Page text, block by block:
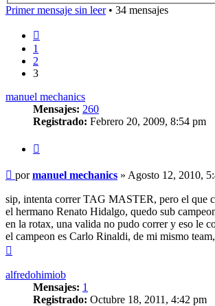
Primer mensaje sin leer• 34 mensajes
1
2
3
manuel mechanics
Mensajes: 260
Registrado: Febrero 20, 2009, 8:54 pm
Mensaje
sin
leer
pormanuel mechanics » Agosto 12, 2010,
sip, intenta correr TAG MASTER, pero el que
el hermano Renato Hidalgo, quedo sub
en la rotax, una valida no pudo correr y eso le
el campeon es Carlo Rinaldi, de mi mismo team,
alfredohimiob
Mensajes: 1
Registrado: Octubre 18, 2011, 4:42 pm